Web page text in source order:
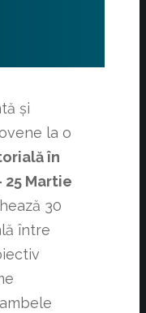
și
la o
în
25 Martie
30
între